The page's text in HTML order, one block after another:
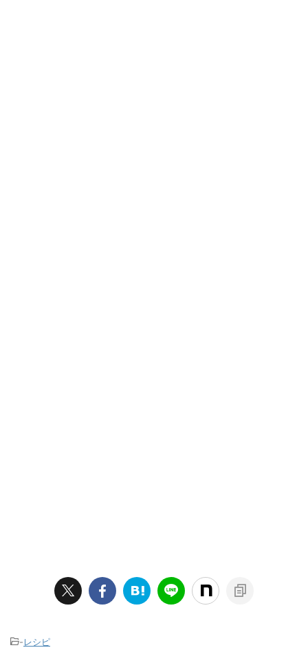
-レシピ